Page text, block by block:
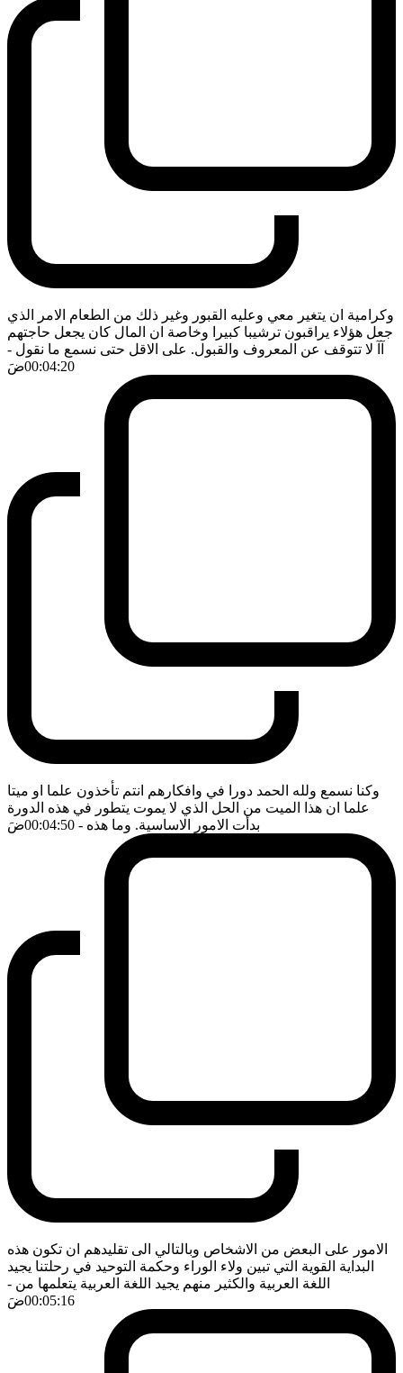
وكرامية ان يتغير معي وعليه القبور وغير ذلك من الطعام الامر الذي
جعل هؤلاء يراقبون ترشيبا كبيرا وخاصة ان المال كان يجعل حاجتهم
آآ لا تتوقف عن المعروف والقبول. على الاقل حتى نسمع ما نقول -
00:04:20ضَ
وكنا نسمع ولله الحمد دورا في وافكارهم انتم تأخذون علما او ميتا
علما ان هذا الميت من الحل الذي لا يموت يتطور في هذه الدورة
بدأت الامور الاساسية. وما هذه - 00:04:50 ضَ
الامور على البعض من الاشخاص وبالتالي الى تقليدهم ان تكون هذه
البداية القوية التي تبين ولاء الوراء وحكمة التوحيد في رحلتنا يجيد
اللغة العربية والكثير منهم يجيد اللغة العربية يتعلمها من -
00:05:16ضَ